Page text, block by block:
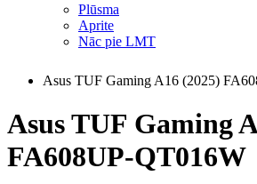
Plūsma
Aprite
Nāc pie LMT
Asus TUF Gaming A16 (2025)
Asus TUF Gaming
FA608UP-QT016W